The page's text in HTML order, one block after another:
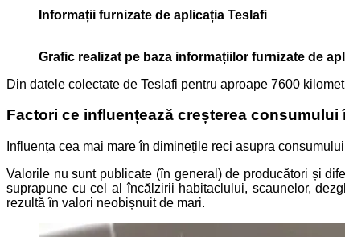
Informații furnizate de aplicația Teslafi
Grafic realizat pe baza informațiilor furnizate de
Din datele colectate de Teslafi pentru aproape 7600
Factori ce influențează creșterea consumului
Influența cea mai mare în diminețile reci asupra
Valorile nu sunt publicate (în general) de producători și
suprapune cu cel al încălzirii habitaclului, scaunelor,
rezultă în valori neobișnuit de mari.